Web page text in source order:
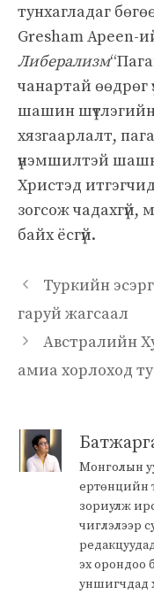
тунхагладаг
Gresham Apeen-
Либерализм
чанартай өөдрөг
шашин
хязгаарлалт,
үнэмшилтэй
Христэд
зогсож чадахгүй,
байх ёсгүй.
Туркийн
гаруй жагсаал
Австралийн
амиа хорлоход
Монголын
ертөнцийн
зориулж
чиглэлээр
эх орондоо
уншигчдад